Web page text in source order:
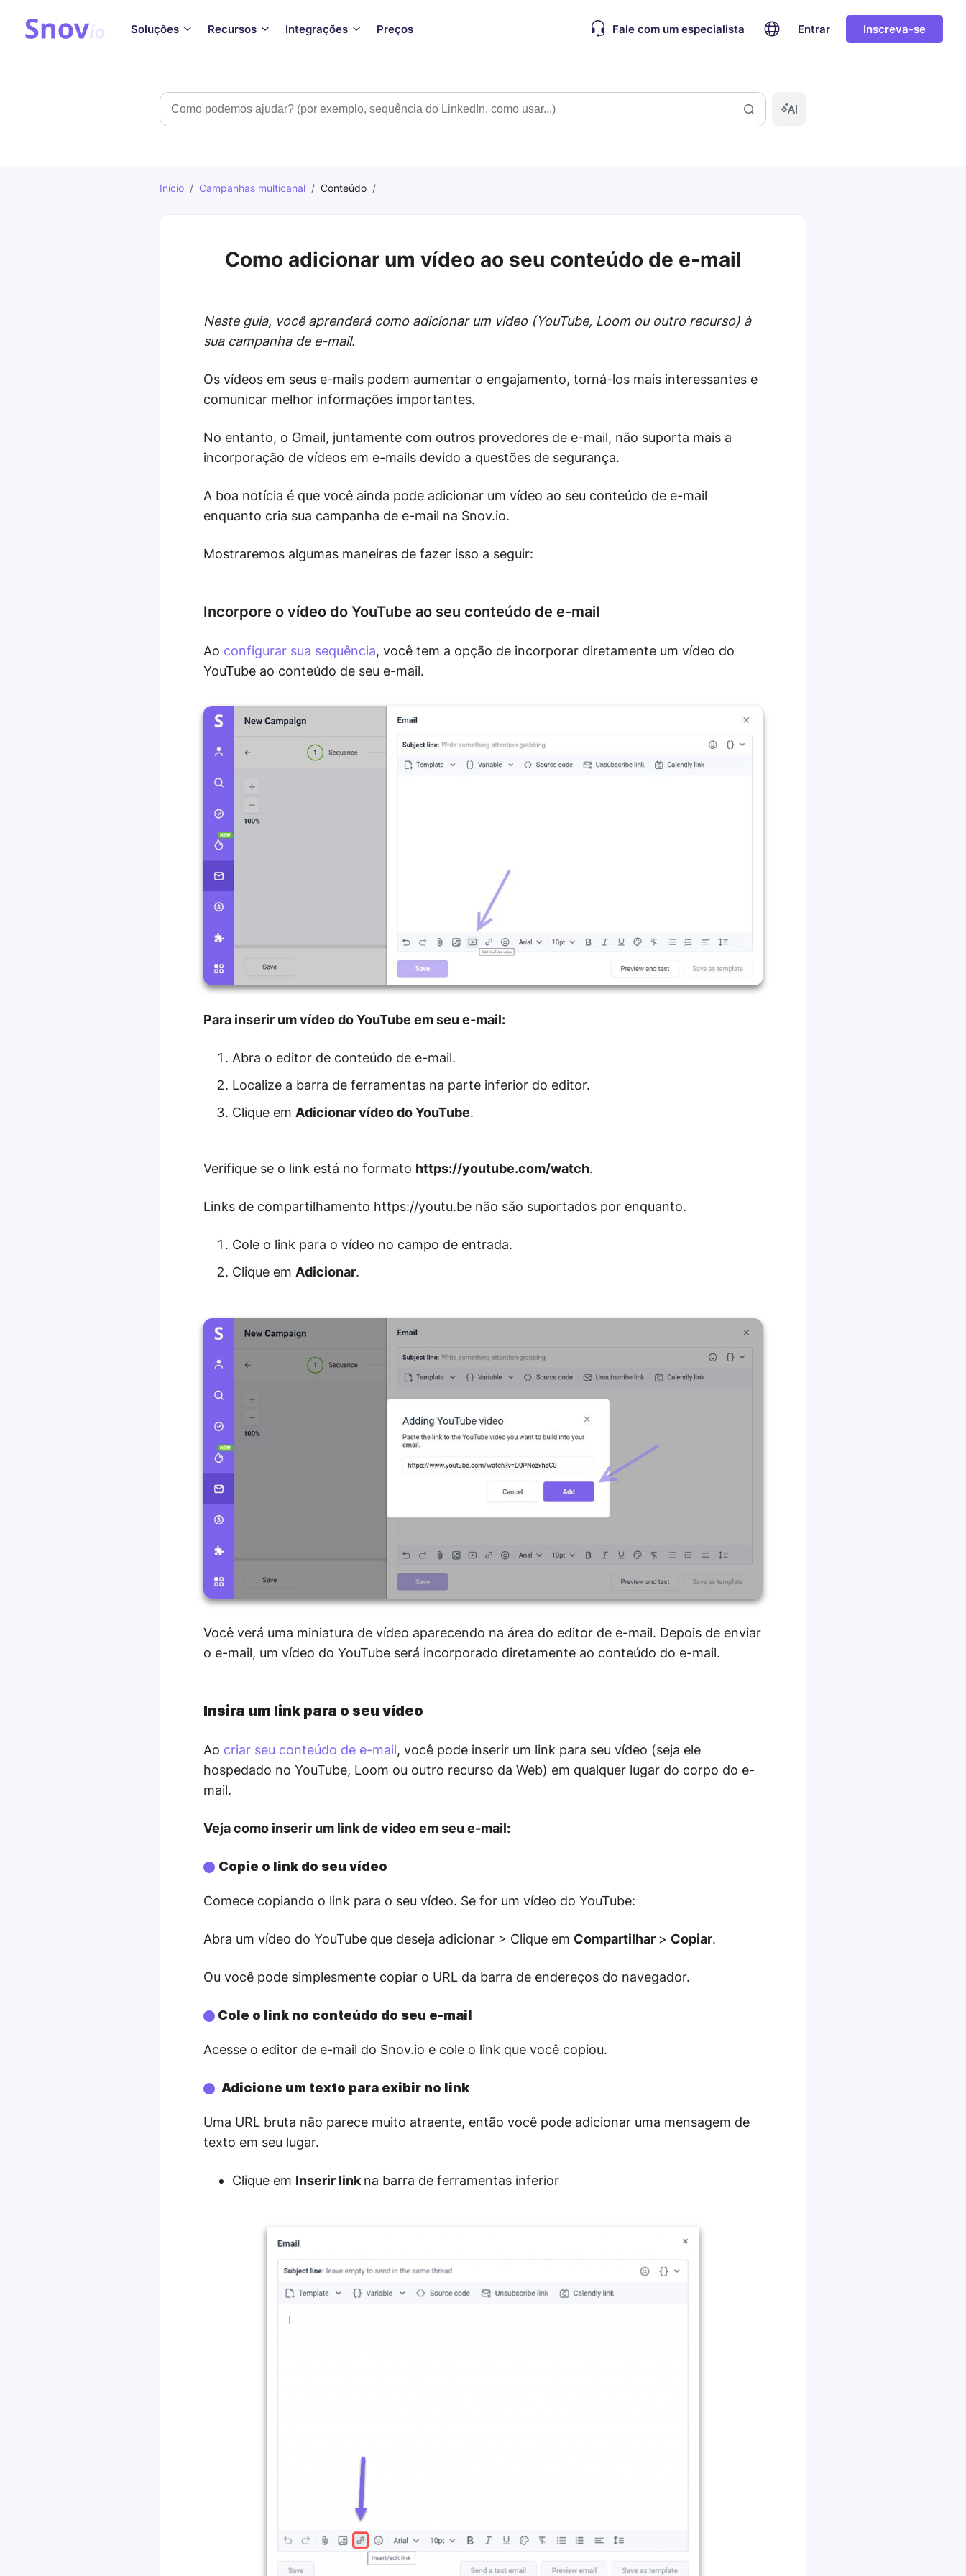
Soluções Recursos Integrações Preços Fale com um especialista Entrar Inscreva-se
Pesquisar
Início / Campanhas multicanal / Conteúdo /
Como adicionar um vídeo ao seu conteúdo de e-mail
Neste guia, você aprenderá como adicionar um vídeo (YouTube, Loom ou outro recurso) à
sua campanha de e-mail.
Os vídeos em seus e-mails podem aumentar o engajamento, torná-los mais interessantes e
comunicar melhor informações importantes.
No entanto, o Gmail, juntamente com outros provedores de e-mail, não suporta mais a
incorporação de vídeos em e-mails devido a questões de segurança.
A boa notícia é que você ainda pode adicionar um vídeo ao seu conteúdo de e-mail
enquanto cria sua campanha de e-mail na Snov.io.
Mostraremos algumas maneiras de fazer isso a seguir:
Incorpore o vídeo do YouTube ao seu conteúdo de e-mail
Ao configurar sua sequência, você tem a opção de incorporar diretamente um vídeo do
YouTube ao conteúdo de seu e-mail.
Para inserir um vídeo do YouTube em seu e-mail:
Abra o editor de conteúdo de e-mail.
Localize a barra de ferramentas na parte inferior do editor.
Clique em Adicionar vídeo do YouTube.
Verifique se o link está no formato https://youtube.com/watch.
Links de compartilhamento https://youtu.be não são suportados por enquanto.
Cole o link para o vídeo no campo de entrada.
Clique em Adicionar.
Você verá uma miniatura de vídeo aparecendo na área do editor de e-mail. Depois de enviar
o e-mail, um vídeo do YouTube será incorporado diretamente ao conteúdo do e-mail.
Insira um link para o seu vídeo
Ao criar seu conteúdo de e-mail, você pode inserir um link para seu vídeo (seja ele
hospedado no YouTube, Loom ou outro recurso da Web) em qualquer lugar do corpo do e-
mail.
Veja como inserir um link de vídeo em seu e-mail:
Copie o link do seu vídeo
Comece copiando o link para o seu vídeo. Se for um vídeo do YouTube:
Abra um vídeo do YouTube que deseja adicionar > Clique em Compartilhar > Copiar.
Ou você pode simplesmente copiar o URL da barra de endereços do navegador.
Cole o link no conteúdo do seu e-mail
Acesse o editor de e-mail do Snov.io e cole o link que você copiou.
Adicione um texto para exibir no link
Uma URL bruta não parece muito atraente, então você pode adicionar uma mensagem de
texto em seu lugar.
Clique em Inserir link na barra de ferramentas inferior